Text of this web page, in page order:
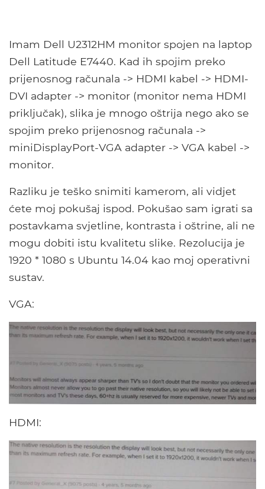
Imam Dell U2312HM monitor spojen na laptop
Dell Latitude E7440. Kad ih spojim preko
prijenosnog računala -> HDMI kabel -> HDMI-
DVI adapter -> monitor (monitor nema HDMI
priključak), slika je mnogo oštrija nego ako se
spojim preko prijenosnog računala ->
miniDisplayPort-VGA adapter -> VGA kabel ->
monitor.
Razliku je teško snimiti kamerom, ali vidjet
ćete moj pokušaj ispod. Pokušao sam igrati sa
postavkama svjetline, kontrasta i oštrine, ali ne
mogu dobiti istu kvalitetu slike. Rezolucija je
1920 * 1080 s Ubuntu 14.04 kao moj operativni
sustav.
VGA:
HDMI: